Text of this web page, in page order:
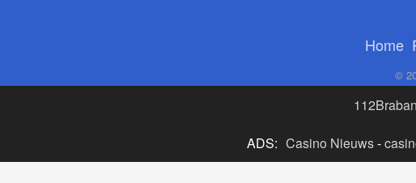
Home
©
ADS: Casino Nieuws-